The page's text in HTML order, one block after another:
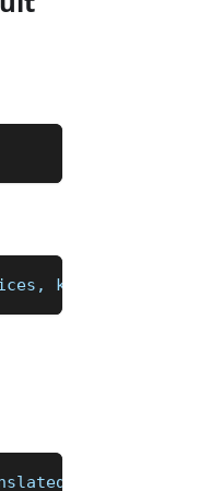
keywords,